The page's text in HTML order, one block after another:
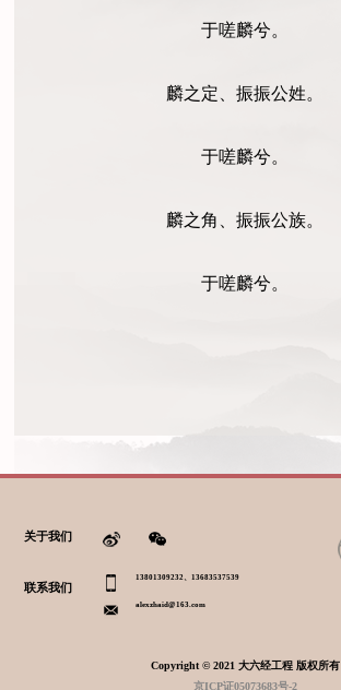
于嗟麟兮。
麟之定、振振公姓。
于嗟麟兮。
麟之角、振振公族。
于嗟麟兮。
关于我们
联系我们
13801309232、13683537539
alexzhaid@163.com
Copyright © 2021 大六经工程 版权所有
京ICP证05073683号-2